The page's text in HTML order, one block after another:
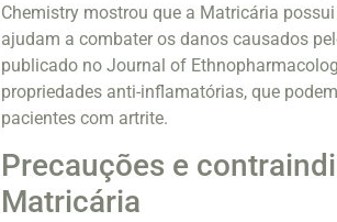
Chemistry mostrou que a Matricária
ajudam a combater os danos causados
publicado no Journal of
propriedades anti-inflamatórias, que
pacientes com artrite.
Precauções e
Matricária